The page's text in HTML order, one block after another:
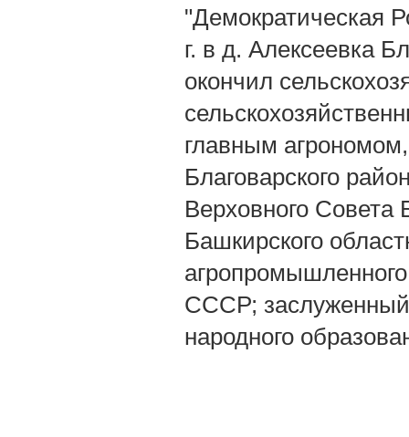
"Демократическая
г. в д. Алексеевка
окончил
главным
Благоварского
Верховного
Башкирского
СССР;
народного